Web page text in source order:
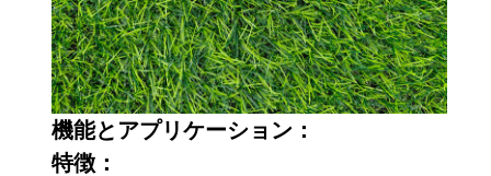
機能とアプリケーション：
特徴：